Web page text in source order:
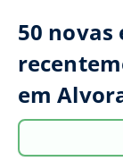
50 novas
em